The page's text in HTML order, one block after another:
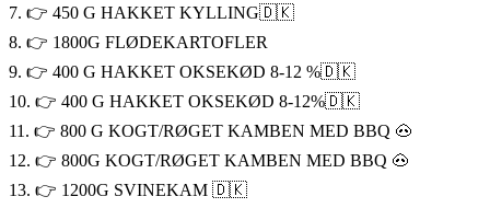
7. 👉 450 G HAKKET KYLLING🇩🇰
8. 👉 1800G FLØDEKARTOFLER
9. 👉 400 G HAKKET OKSEKØD 8-12 %🇩🇰
10. 👉 400 G HAKKET OKSEKØD 8-12%🇩🇰
11. 👉 800 G KOGT/RØGET KAMBEN MED BBQ 🐽
12. 👉 800G KOGT/RØGET KAMBEN MED BBQ 🐽
13. 👉 1200G SVINEKAM 🇩🇰